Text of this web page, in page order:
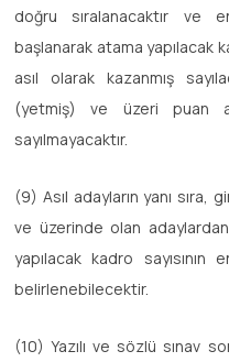
doğru sıralanacaktır ve
başlanarak atama yapılacak
asıl olarak kazanmış
(yetmiş) ve üzeri puan
sayılmayacaktır.
(9) Asıl adayların yanı sıra,
ve üzerinde olan
yapılacak kadro
belirlenebilecektir.
(10) Yazılı ve sözlü sınav